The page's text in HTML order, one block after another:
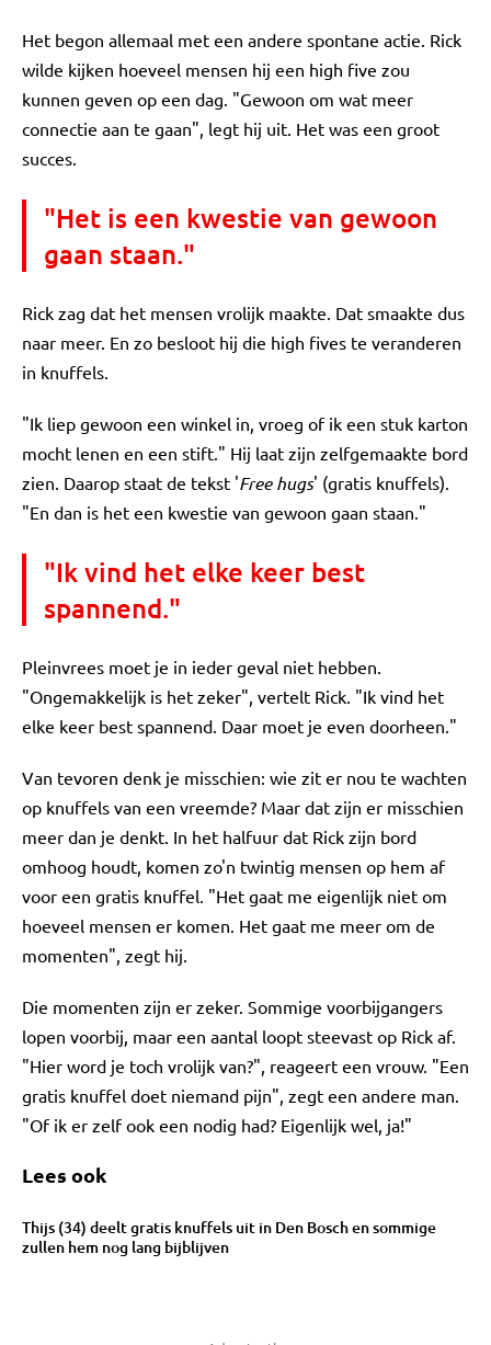
Het begon allemaal met een andere spontane actie. Rick
wilde kijken hoeveel mensen hij een high five zou
kunnen geven op een dag. "Gewoon om wat meer
connectie aan te gaan", legt hij uit. Het was een groot
succes.
"Het is een kwestie van gewoon
gaan staan."
Rick zag dat het mensen vrolijk maakte. Dat smaakte dus
naar meer. En zo besloot hij die high fives te veranderen
in knuffels.
"Ik liep gewoon een winkel in, vroeg of ik een stuk karton
mocht lenen en een stift." Hij laat zijn zelfgemaakte bord
zien. Daarop staat de tekst 'Free hugs' (gratis knuffels).
"En dan is het een kwestie van gewoon gaan staan."
"Ik vind het elke keer best
spannend."
Pleinvrees moet je in ieder geval niet hebben.
"Ongemakkelijk is het zeker", vertelt Rick. "Ik vind het
elke keer best spannend. Daar moet je even doorheen."
Van tevoren denk je misschien: wie zit er nou te wachten
op knuffels van een vreemde? Maar dat zijn er misschien
meer dan je denkt. In het halfuur dat Rick zijn bord
omhoog houdt, komen zo'n twintig mensen op hem af
voor een gratis knuffel. "Het gaat me eigenlijk niet om
hoeveel mensen er komen. Het gaat me meer om de
momenten", zegt hij.
Die momenten zijn er zeker. Sommige voorbijgangers
lopen voorbij, maar een aantal loopt steevast op Rick af.
"Hier word je toch vrolijk van?", reageert een vrouw. "Een
gratis knuffel doet niemand pijn", zegt een andere man.
"Of ik er zelf ook een nodig had? Eigenlijk wel, ja!"
Lees ook
Thijs (34) deelt gratis knuffels uit in Den Bosch en sommige
zullen hem nog lang bijblijven